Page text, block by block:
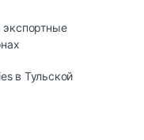
в Тульской